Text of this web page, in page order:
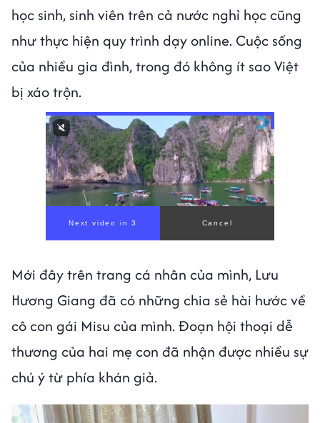
học sinh, sinh viên trên cả nước nghỉ học cũng
như thực hiện quy trình dạy online. Cuộc sống
của nhiều gia đình, trong đó không ít sao Việt
bị xáo trộn.
Mới đây trên trang cá nhân của mình, Lưu
Hương Giang đã có những chia sẻ hài hước về
cô con gái Misu của mình. Đoạn hội thoại dễ
thương của hai mẹ con đã nhận được nhiều sự
chú ý từ phía khán giả.